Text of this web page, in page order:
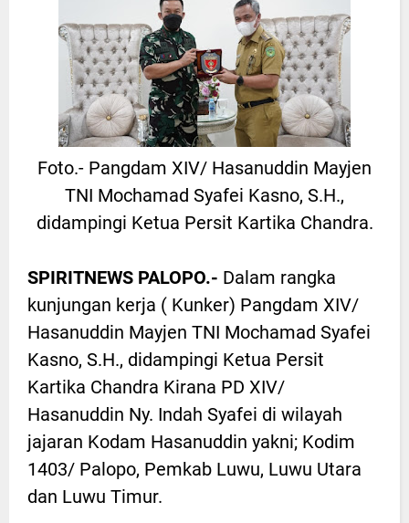
Foto.- Pangdam XIV/ Hasanuddin Mayjen
TNI Mochamad Syafei Kasno, S.H.,
didampingi Ketua Persit Kartika Chandra.
SPIRITNEWS PALOPO.- Dalam rangka
kunjungan kerja ( Kunker) Pangdam XIV/
Hasanuddin Mayjen TNI Mochamad Syafei
Kasno, S.H., didampingi Ketua Persit
Kartika Chandra Kirana PD XIV/
Hasanuddin Ny. Indah Syafei di wilayah
jajaran Kodam Hasanuddin yakni; Kodim
1403/ Palopo, Pemkab Luwu, Luwu Utara
dan Luwu Timur.